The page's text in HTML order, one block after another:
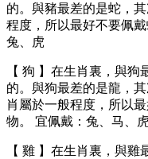
的。與豬最差的是蛇，
程度，所以最好不要佩
兔、虎
【 狗 】在⽣肖裏，與
的。與狗最差的是⿓，
肖屬於⼀般程度，所以
物。 宜佩戴：兔、⻢、
【 雞 】在⽣肖裏，與